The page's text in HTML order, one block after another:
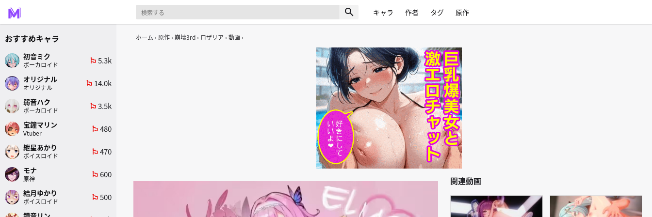
search キャラ 作者 タグ 原作
ホーム 原作 崩壊3rd ロザリア 動画
関連動画
おすすめキャラ
初音ミク
ボーカロイド
emoji_flags 5.3k
オリジナル
オリジナル
emoji_flags 14.0k
弱音ハク
ボーカロイド
emoji_flags 3.5k
宝鐘マリン
Vtuber
emoji_flags 480
紲星あかり
ボイスロイド
emoji_flags 470
モナ
原神
emoji_flags 600
結月ゆかり
ボイスロイド
emoji_flags 500